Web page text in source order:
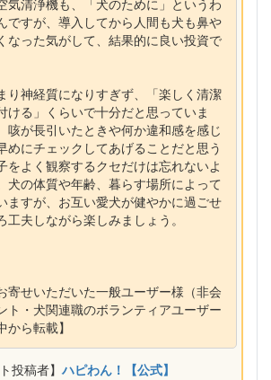
ですが、導入してから人間も犬も鼻や
なった気がして、結果的に良い投資で
り神経質になりすぎず、「楽しく清潔
ける」くらいで十分だと思っていま
咳が長引いたときや何か違和感を感じ
めにチェックしてあげることだと思う
をよく観察するクセだけは忘れないよ
犬の体質や年齢、暮らす場所によって
ますが、お互い愛犬が健やかに過ごせ
工夫しながら楽しみましょう。
寄せいただいた一般ユーザー様（非会
ト・犬関連職のボランティアユーザー
ら転載】
投稿者】ハピわん！【公式】